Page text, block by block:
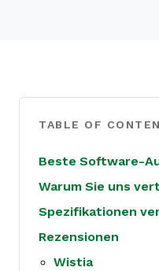
TABLE OF
Beste Software-
Warum Sie uns
Spezifikationen
Rezensionen
Wistia